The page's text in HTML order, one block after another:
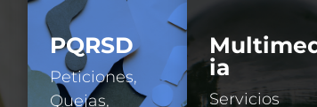
PQRSD
Peticiones,
Quejas,
ia
Servicios